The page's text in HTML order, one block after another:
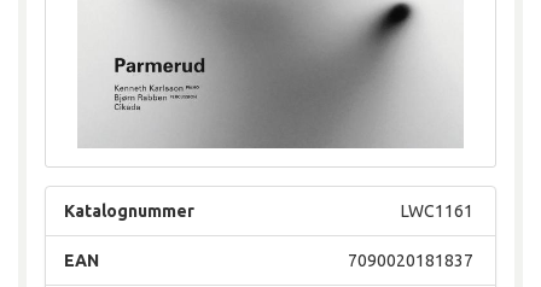
LWC1161
Katalognummer
7090020181837
EAN